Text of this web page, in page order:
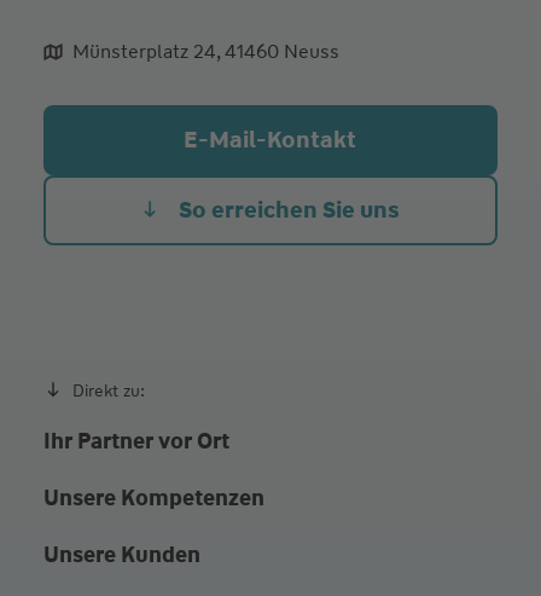
aliqua culpa cillum ullamco
Münsterplatz 24, 41460 Neuss
E-Mail-Kontakt
So erreichen Sie uns
Direkt zu:
Ihr Partner vor Ort
Unsere Kompetenzen
Unsere Kunden